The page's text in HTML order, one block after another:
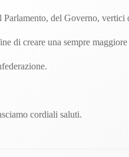
Parlamento, del Governo,
di creare una sempre
cordiali saluti.